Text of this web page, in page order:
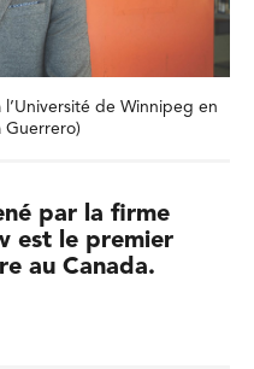
de Winnipeg en
Guerrero)
par la firme
est le premier
au Canada.